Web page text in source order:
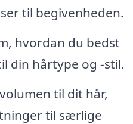
til begivenheden.
hvordan du bedst
din hårtype og -stil.
til dit hår,
til særlige